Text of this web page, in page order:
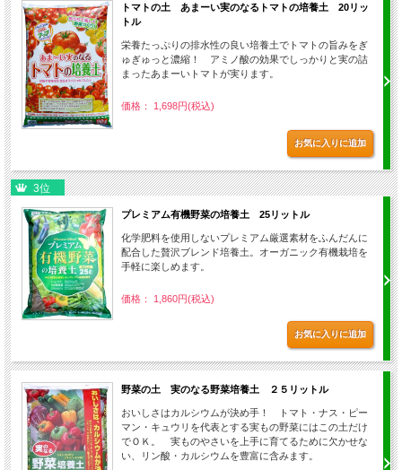
トマトの土 あまーい実のなるトマトの培養土 20リッ
トル
栄養たっぷりの排水性の良い培養土でトマトの旨みをぎ
ゅぎゅっと濃縮！ アミノ酸の効果でしっかりと実の詰
まったあまーいトマトが実ります。
価格： 1,698円(税込)
3位
プレミアム有機野菜の培養土 25リットル
化学肥料を使用しないプレミアム厳選素材をふんだんに
配合した贅沢ブレンド培養土。オーガニック有機栽培を
手軽に楽しめます。
価格： 1,860円(税込)
野菜の土 実のなる野菜培養土 ２５リットル
おいしさはカルシウムが決め手！ トマト・ナス・ピー
マン・キュウリを代表とする実もの野菜にはこの土だけ
でＯＫ。 実ものやさいを上手に育てるために欠かせな
い、リン酸・カルシウムを豊富に含みます。